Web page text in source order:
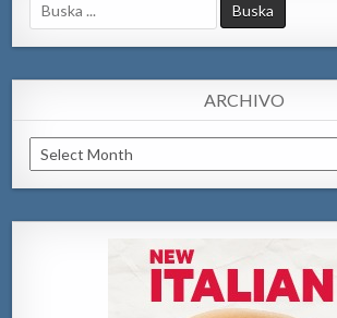
for:
ARCHIVO
Archivo